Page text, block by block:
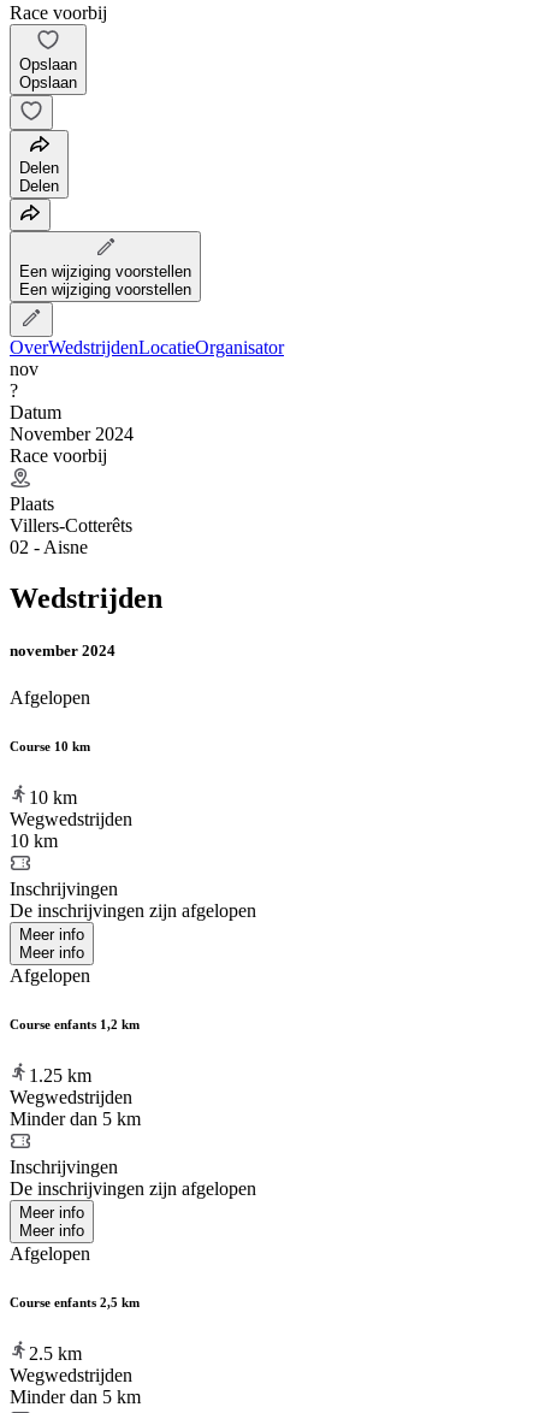
Race voorbij
Opslaan
Opslaan
Delen
Delen
Een wijziging voorstellen
Een wijziging voorstellen
OverWedstrijdenLocatieOrganisator
nov
?
Datum
November 2024
Race voorbij
Plaats
Villers-Cotterêts
02 - Aisne
Wedstrijden
november 2024
Afgelopen
Course 10 km
10 km
Wegwedstrijden
10 km
Inschrijvingen
De inschrijvingen zijn afgelopen
Meer info
Meer info
Afgelopen
Course enfants 1,2 km
1.25 km
Wegwedstrijden
Minder dan 5 km
Inschrijvingen
De inschrijvingen zijn afgelopen
Meer info
Meer info
Afgelopen
Course enfants 2,5 km
2.5 km
Wegwedstrijden
Minder dan 5 km